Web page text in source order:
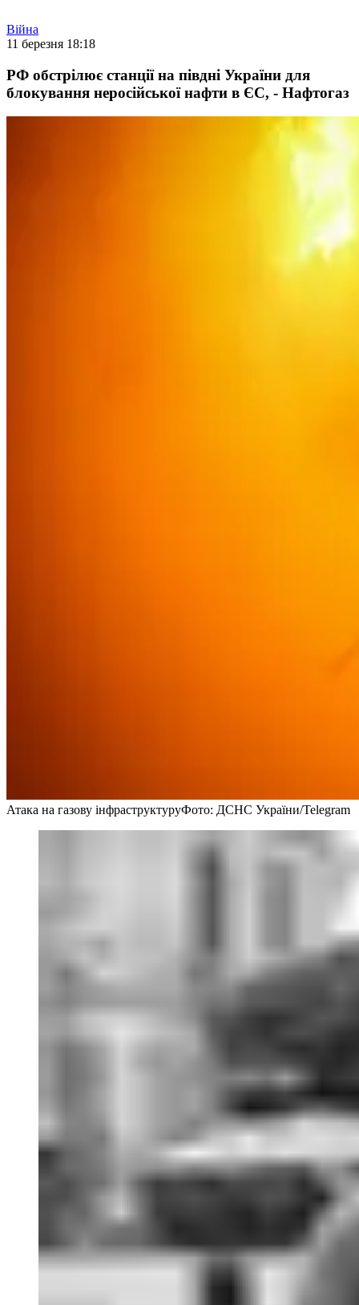
Війна
11 березня 18:18
РФ обстрілює станції на півдні України для
блокування неросійської нафти в ЄС, - Нафтогаз
Атака на газову інфраструктуруФото: ДСНС України/Telegram